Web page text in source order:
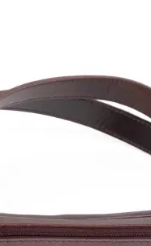
im Warenkorb.